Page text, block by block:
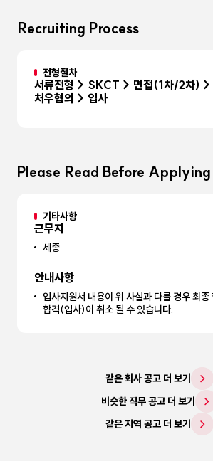
Recruiting Process
전형절차
서류전형 > SKCT > 면접(1차/2차) >
처우협의 > 입사
Please Read Before Applying
기타사항
근무지
세종
안내사항
입사지원서 내용이 위 사실과 다를 경우 최
합격(입사)이 취소 될 수 있습니다.
같은 회사 공고 더 보기
비슷한 직무 공고 더 보기
같은 지역 공고 더 보기